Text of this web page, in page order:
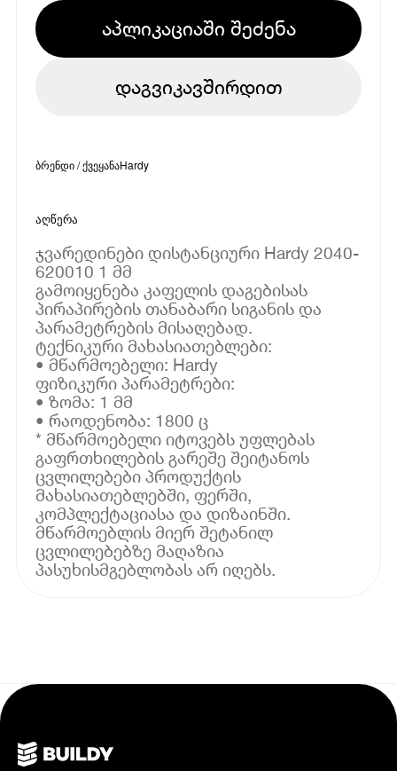
აპლიკაციაში შეძენა
დაგვიკავშირდით
ბრენდი / ქვეყანაHardy
აღწერა
ჯვარედინები დისტანციური Hardy 2040-
620010 1 მმ
გამოიყენება კაფელის დაგებისას
პირაპირების თანაბარი სიგანის და
პარამეტრების მისაღებად.
ტექნიკური მახასიათებლები:
• მწარმოებელი: Hardy
ფიზიკური პარამეტრები:
• ზომა: 1 მმ
• რაოდენობა: 1800 ც
* მწარმოებელი იტოვებს უფლებას
გაფრთხილების გარეშე შეიტანოს
ცვლილებები პროდუქტის
მახასიათებლებში, ფერში,
კომპლექტაციასა და დიზაინში.
მწარმოებლის მიერ შეტანილ
ცვლილებებზე მაღაზია
პასუხისმგებლობას არ იღებს.